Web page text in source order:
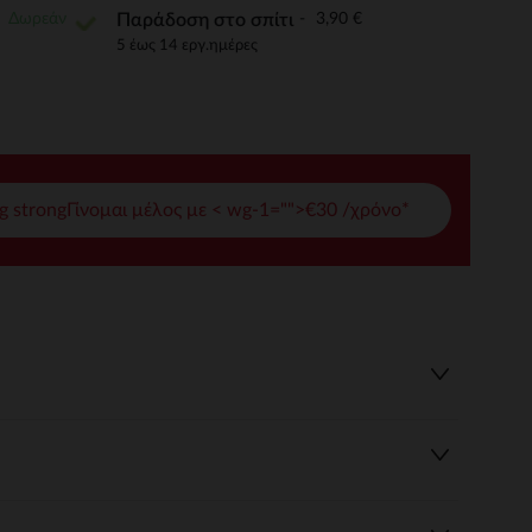
σας
Παράδοση στο σπίτι 3,90 €
5 έως 14 εργ.ημέρες
strongΓίνομαι μέλος με < wg-1="">€30 /χρόνο*